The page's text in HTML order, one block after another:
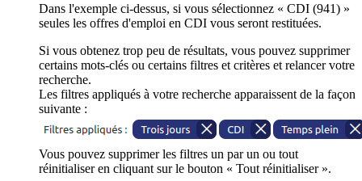
Dans l'exemple ci-dessus, si vous sélectionnez « CDI (941) »
seules les offres d'emploi en CDI vous seront restituées.
Si vous obtenez trop peu de résultats, vous pouvez supprimer
certains mots-clés ou certains filtres et critères et relancer votre
recherche.
Les filtres appliqués à votre recherche apparaissent de la façon
suivante :
Vous pouvez supprimer les filtres un par un ou tout
réinitialiser en cliquant sur le bouton « Tout réinitialiser ».